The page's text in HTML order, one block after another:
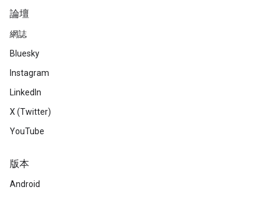
論壇
網誌
Bluesky
Instagram
LinkedIn
X (Twitter)
YouTube
版本
Android